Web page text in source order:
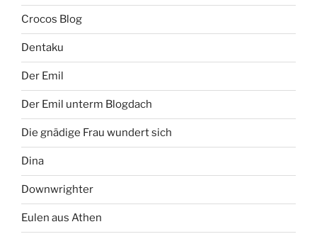
Crocos Blog
Dentaku
Der Emil
Der Emil unterm Blogdach
Die gnädige Frau wundert sich
Dina
Downwrighter
Eulen aus Athen